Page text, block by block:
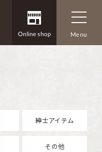
Online shop Menu
紳士アイテム
その他